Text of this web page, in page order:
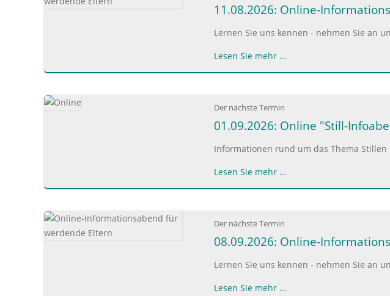
11.08.2026: Online-
Lernen Sie uns kennen - nehmen Sie an
Lesen Sie mehr ...
Der nächste Termin
01.09.2026: Online "Still-
Informationen rund um das Thema
Lesen Sie mehr ...
Der nächste Termin
08.09.2026: Online-
Lernen Sie uns kennen - nehmen Sie an
Lesen Sie mehr ...